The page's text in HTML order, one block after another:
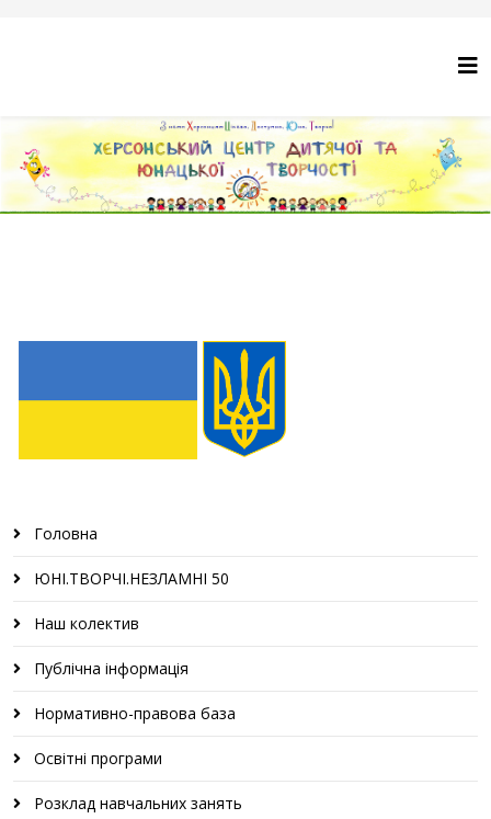
Головна
ЮНІ.ТВОРЧІ.НЕЗЛАМНІ 50
Наш колектив
Публічна інформація
Нормативно-правова база
Освітні програми
Розклад навчальних занять